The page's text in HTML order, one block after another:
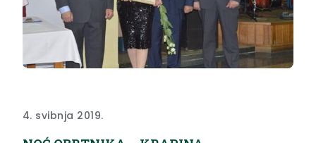
4. svibnja 2019.